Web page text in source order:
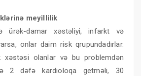
meyillilik
ürək-damar xəstəliyi, infarkt və
onlar daim risk qrupundadırlar.
xəstəsi olanlar və bu problemdən
2 dəfə kardioloqa getməli, 30